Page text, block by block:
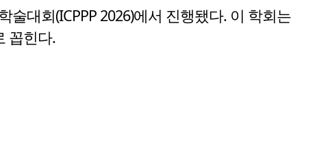
대회(ICPPP 2026)에서 진행됐다. 이 학회는
꼽힌다.